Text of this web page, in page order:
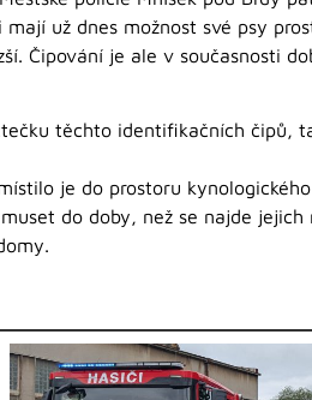
už dnes možnost své psy
Čipování je ale v současnosti
těchto identifikačních čipů,
je do prostoru
do doby, než se najde